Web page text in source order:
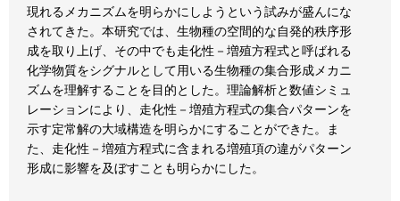
現れるメカニズムを明らかにしようという試みが盛んにな
されてきた。本研究では、生物種の空間的な自発的秩序形
成を取り上げ、その中でも走化性－増殖方程式と呼ばれる
化学物質をシグナルとして用いる生物種の集合形成メカニ
ズムを理解することを目的とした。理論解析と数値シミュ
レーションにより、走化性－増殖方程式の集合パターンを
示す定常解の大域構造を明らかにすることができた。ま
た、走化性－増殖方程式に含まれる増殖項の違がパターン
形成に影響を及ぼすことも明らかにした。